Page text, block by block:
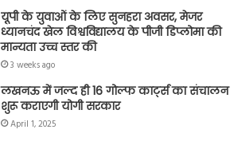
यूपी के युवाओं के लिए सुनहरा अवसर, मेजर
ध्यानचंद खेल विश्वविद्यालय के पीजी डिप्लोमा की
मान्यता उच्च स्तर की
3 weeks ago
लखनऊ में जल्द ही 16 गोल्फ कार्ट्स का संचालन
शुरू कराएगी योगी सरकार
April 1, 2025